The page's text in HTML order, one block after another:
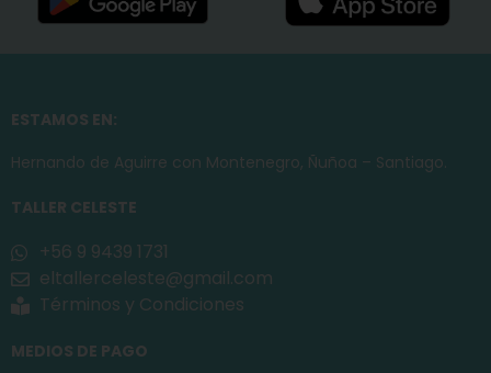
ESTAMOS EN:
Hernando de Aguirre con Montenegro, Ñuñoa – Santiago.
TALLER CELESTE
+56 9 9439 1731
eltallerceleste@gmail.com
Términos y Condiciones
MEDIOS DE PAGO